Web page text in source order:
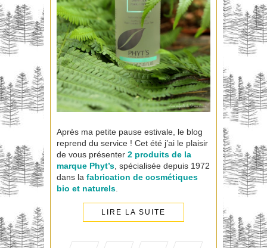
Après ma petite pause estivale, le blog
reprend du service ! Cet été j’ai le plaisir
de vous présenter 2 produits de la
marque Phyt’s, spécialisée depuis 1972
dans la fabrication de cosmétiques
bio et naturels.
LIRE LA SUITE